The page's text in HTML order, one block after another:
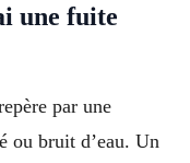
une fuite
par une
ou bruit d’eau. Un